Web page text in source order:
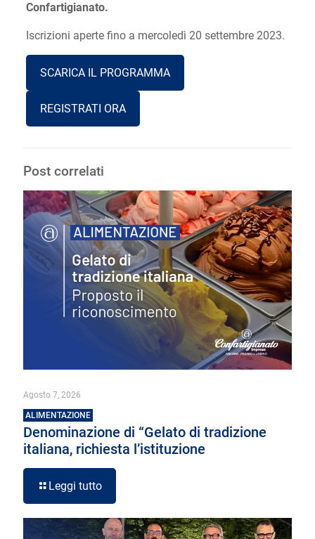
Confartigianato.
Iscrizioni aperte fino a mercoledì 20 settembre 2023.
SCARICA IL PROGRAMMA
REGISTRATI ORA
Post correlati
Agosto 7, 2026
ALIMENTAZIONE
Denominazione di “Gelato di tradizione
italiana, richiesta l’istituzione
Leggi tutto